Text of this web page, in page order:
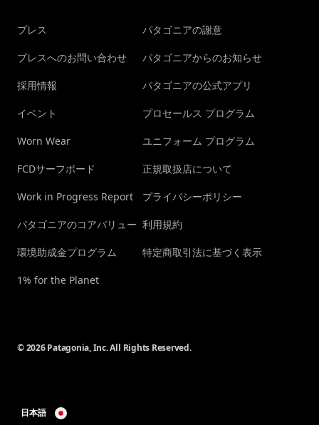
プレス
プレスへのお問い合わせ
採用情報
イベント
Worn Wear
FCDサーフボード
Work in Progress Report
パタゴニアのコアバリュー
環境助成金プログラム
1% for the Planet
パタゴニアの謝意
パタゴニアからのお知らせ
パタゴニアの公式アプリ
プロセールス プログラム
ユニフォーム プログラム
正規取扱店について
プライバシーポリシー
利用規約
特定商取引法に基づく表示
© 2026 Patagonia, Inc. All Rights Reserved.
日本語